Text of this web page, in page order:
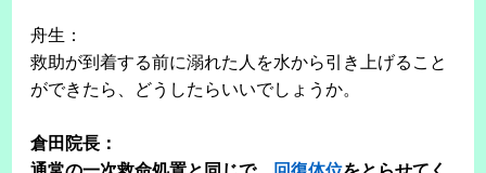
舟生：
救助が到着する前に溺れた人を水から引き上げること
ができたら、どうしたらいいでしょうか。
倉田院長：